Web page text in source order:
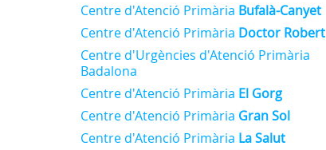
Centre d'Atenció Primària Bufalà-Canyet
Centre d'Atenció Primària Doctor Robert
Centre d'Urgències d'Atenció Primària
Badalona
Centre d'Atenció Primària El Gorg
Centre d'Atenció Primària Gran Sol
Centre d'Atenció Primària La Salut